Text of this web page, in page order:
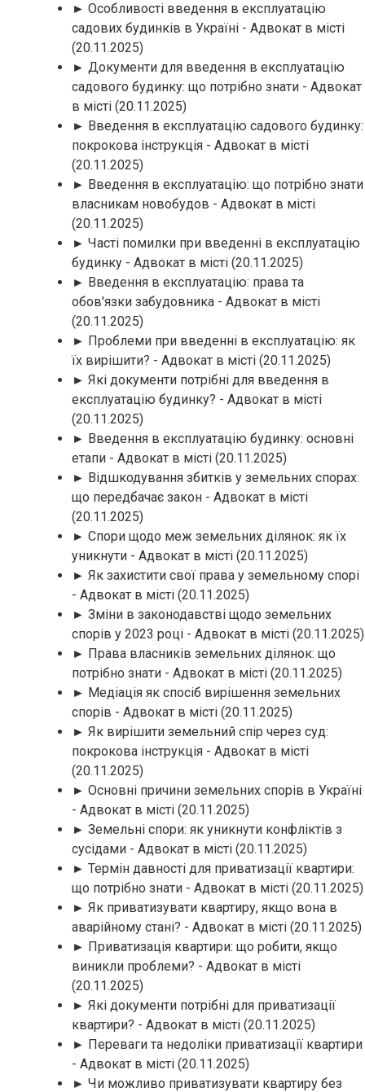
► Особливості введення в експлуатацію
садових будинків в Україні - Адвокат в місті
(20.11.2025)
► Документи для введення в експлуатацію
садового будинку: що потрібно знати - Адвокат
в місті (20.11.2025)
► Введення в експлуатацію садового будинку:
покрокова інструкція - Адвокат в місті
(20.11.2025)
► Введення в експлуатацію: що потрібно знати
власникам новобудов - Адвокат в місті
(20.11.2025)
► Часті помилки при введенні в експлуатацію
будинку - Адвокат в місті (20.11.2025)
► Введення в експлуатацію: права та
обов'язки забудовника - Адвокат в місті
(20.11.2025)
► Проблеми при введенні в експлуатацію: як
їх вирішити? - Адвокат в місті (20.11.2025)
► Які документи потрібні для введення в
експлуатацію будинку? - Адвокат в місті
(20.11.2025)
► Введення в експлуатацію будинку: основні
етапи - Адвокат в місті (20.11.2025)
► Відшкодування збитків у земельних спорах:
що передбачає закон - Адвокат в місті
(20.11.2025)
► Спори щодо меж земельних ділянок: як їх
уникнути - Адвокат в місті (20.11.2025)
► Як захистити свої права у земельному спорі
- Адвокат в місті (20.11.2025)
► Зміни в законодавстві щодо земельних
спорів у 2023 році - Адвокат в місті (20.11.2025)
► Права власників земельних ділянок: що
потрібно знати - Адвокат в місті (20.11.2025)
► Медіація як спосіб вирішення земельних
спорів - Адвокат в місті (20.11.2025)
► Як вирішити земельний спір через суд:
покрокова інструкція - Адвокат в місті
(20.11.2025)
► Основні причини земельних спорів в Україні
- Адвокат в місті (20.11.2025)
► Земельні спори: як уникнути конфліктів з
сусідами - Адвокат в місті (20.11.2025)
► Термін давності для приватизації квартири:
що потрібно знати - Адвокат в місті (20.11.2025)
► Як приватизувати квартиру, якщо вона в
аварійному стані? - Адвокат в місті (20.11.2025)
► Приватизація квартири: що робити, якщо
виникли проблеми? - Адвокат в місті
(20.11.2025)
► Які документи потрібні для приватизації
квартири? - Адвокат в місті (20.11.2025)
► Переваги та недоліки приватизації квартири
- Адвокат в місті (20.11.2025)
► Чи можливо приватизувати квартиру без